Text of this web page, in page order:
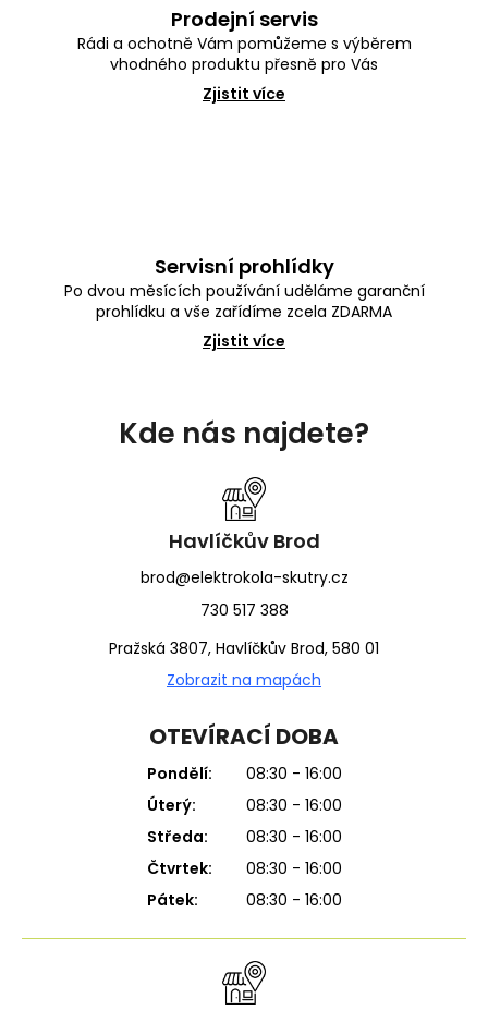
Prodejní servis
Rádi a ochotně Vám pomůžeme s výběrem
vhodného produktu přesně pro Vás
Zjistit více
Servisní prohlídky
Po dvou měsících používání uděláme garanční
prohlídku a vše zařídíme zcela ZDARMA
Zjistit více
Kde nás najdete?
Havlíčkův Brod
brod@elektrokola-skutry.cz
730 517 388
Pražská 3807, Havlíčkův Brod, 580 01
Zobrazit na mapách
OTEVÍRACÍ DOBA
Pondělí:
08:30 - 16:00
Úterý:
08:30 - 16:00
Středa:
08:30 - 16:00
Čtvrtek:
08:30 - 16:00
Pátek:
08:30 - 16:00